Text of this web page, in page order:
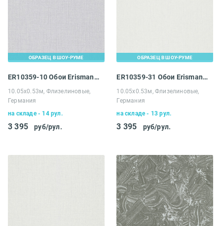
ОБРАЗЕЦ В ШОУ-РУМЕ
ER10359-10 Обои Erismann 4 Earth Melissa
10.05х0.53м, Флизелиновые,
Германия
на складе - 14 рул.
3 395 руб/рул.
ОБРАЗЕЦ В ШОУ-РУМЕ
ER10359-31 Обои Erismann 4 Earth Melissa
10.05х0.53м, Флизелиновые,
Германия
на складе - 13 рул.
3 395 руб/рул.